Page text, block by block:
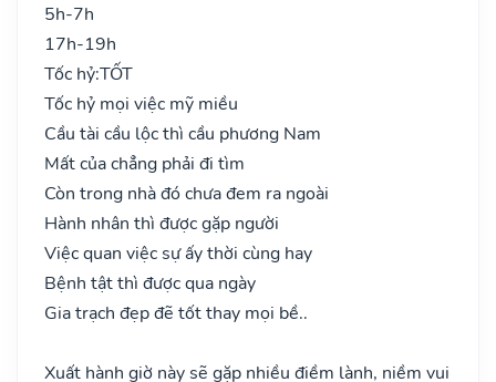
5h-7h
17h-19h
Tốc hỷ:TỐT
Tốc hỷ mọi việc mỹ miều
Cầu tài cầu lộc thì cầu phương Nam
Mất của chẳng phải đi tìm
Còn trong nhà đó chưa đem ra ngoài
Hành nhân thì được gặp người
Việc quan việc sự ấy thời cùng hay
Bệnh tật thì được qua ngày
Gia trạch đẹp đẽ tốt thay mọi bề..
Xuất hành giờ này sẽ gặp nhiều điềm lành, niềm vui